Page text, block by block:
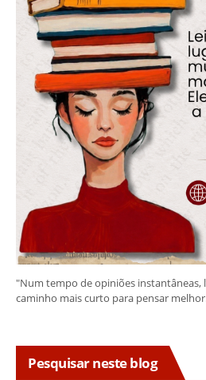
"Num tempo de opiniões instantâneas,
caminho mais curto para pensar
Pesquisar neste blog